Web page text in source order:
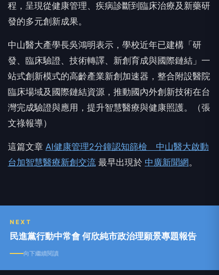
程，呈現從健康管理、疾病診斷到臨床治療及新藥研
發的多元創新成果。
中山醫大產學長吳鴻明表示，學校近年已建構「研
發、臨床驗證、技術轉譯、新創育成與國際鏈結」一
站式創新模式的高齡產業新創加速器，整合附設醫院
臨床場域及國際鏈結資源，推動國內外創新技術在台
灣完成驗證與應用，提升智慧醫療與健康照護。（張
文祿報導）
這篇文章 AI健康管理2分鐘認知篩檢 中山醫大啟動
台加智慧醫療新創交流 最早出現於 中廣新聞網。
NEXT
民進黨行動中常會 何欣純市政治理願景專題報告
向下繼續閱讀